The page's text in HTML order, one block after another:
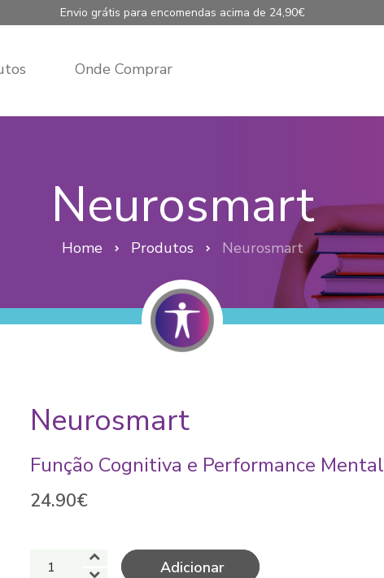
Envio grátis para encomendas acima de 24,90€
Onde Comprar
Neurosmart
Home Produtos Neurosmart
Neurosmart
Função Cognitiva e Performance Mental
24.90€
Quantidade
Adicionar